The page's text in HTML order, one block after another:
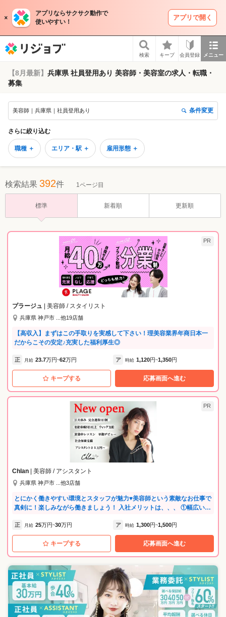
アプリならサクサク動作で
使いやすい！
アプリで開く
検索 キープ 会員登録 メニュー
【8月最新】 兵庫県 社員登用あり 美容師・美容室の求人・転職・
募集
美容師｜兵庫県｜社員登用あり 条件変更
さらに絞り込む
職種 ＋ エリア・駅 ＋ 雇用形態 ＋
検索結果 392件 1ページ目
標準 新着順 更新順
PR
プラージュ | 美容師 / スタイリスト
兵庫県 神戸市 ...他19店舗
【高収入】まずはこの手取りを実感して下さい！理美容業界年商日本一
だからこその安定♪充実した福利厚生◎
正 月給 23.7万円~62万円 ア 時給 1,120円~1,350円
キープする 応募画面へ進む
PR
Chlan | 美容師 / アシスタント
兵庫県 神戸市 ...他3店舗
とにかく働きやすい環境とスタッフが魅力♥美容師という素敵なお仕事で
真剣に！楽しみながら働きましょう！ 入社メリットは、、、 ①幅広い年
ー、髪質改善〜ストカール、スタイル撮影) ②営業中レッスン、スタイリ
ストまでの最短ルートカリキュラムで早期デビューを実現 ③日・月曜定
休の完全週休2日制で、充実したプライベートとママパパになっても働き
やすい環境 ④スタイリストからのキャリアプランニングも20代のうちに
支援、アイリスト、ネイリスト、着付け) 〜3rd place〜私達は第3の場所
です。 人は日々、家と職場、もしくは学校との往復が日常です。 その間
にいるのが私達です。 お客様のもう一つの居場所になれるような美容室
を目指し続けます。 お客様が1番輝ける姿に変わるお手伝いをさせて下
さい! そんな空間を、スタッフ一人一人の個性とスキルをプラスし合い、
正 月給 25万円~30万円 ア 時給 1,300円~1,500円
キープする 応募画面へ進む